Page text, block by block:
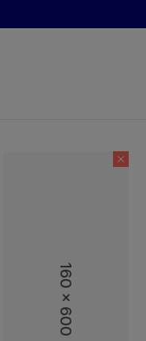
160 x 600
Utama PT Pelindo,